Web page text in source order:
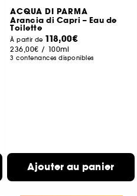
ACQUA DI PARMA
Arancia di Capri – Eau de
Toilette
À partir de 118,00€
236,00€ / 100ml
3 contenances disponibles
Ajouter au panier